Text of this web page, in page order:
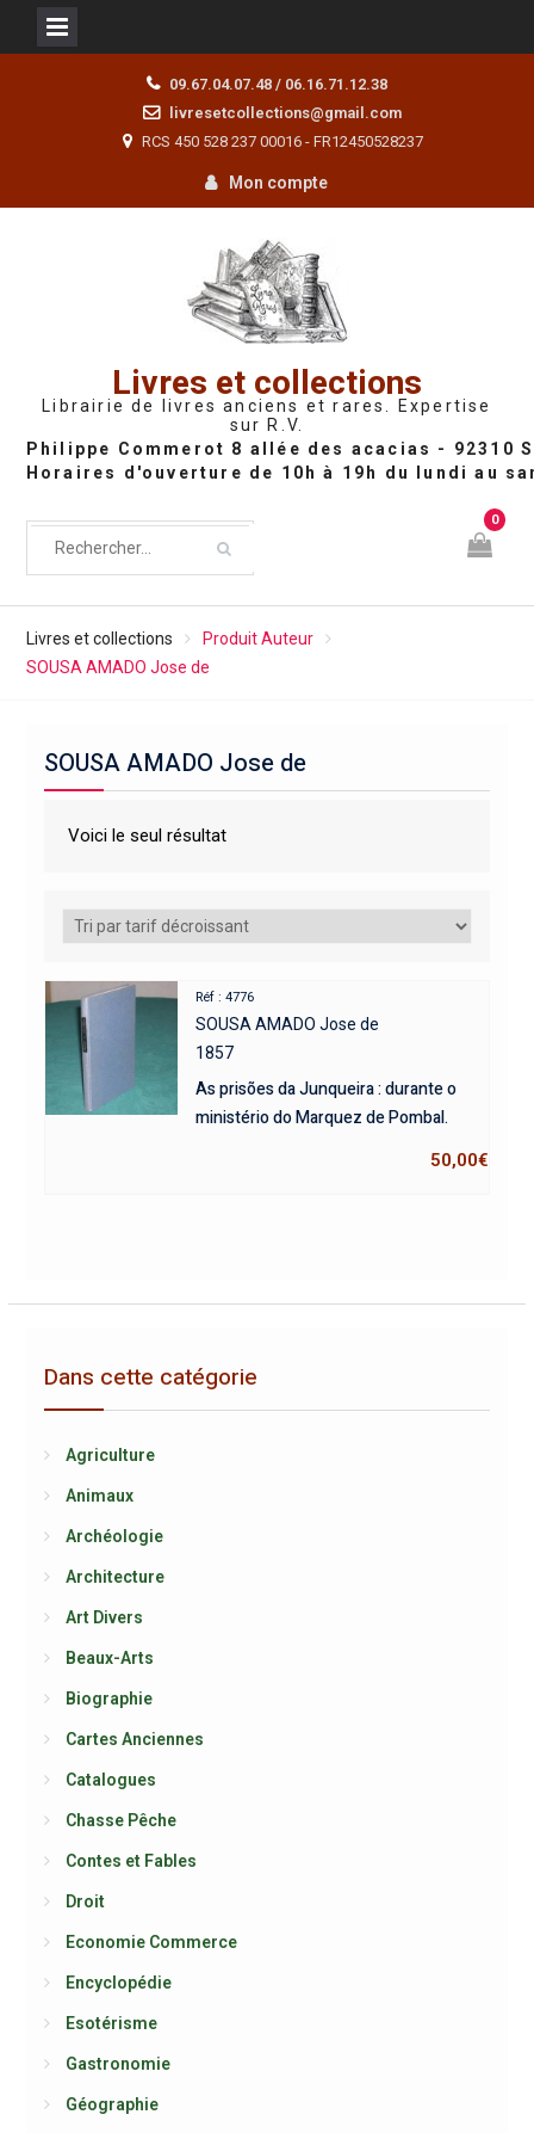
09.67.04.07.48 / 06.16.71.12.38
livresetcollections@gmail.com
RCS 450 528 237 00016 - FR12450528237
Mon compte
Livres et collections
Librairie de livres anciens et rares. Expertise
sur R.V.
0
Livres et collections
Produit Auteur
SOUSA AMADO Jose de
SOUSA AMADO Jose de
Voici le seul résultat
Réf : 4776
SOUSA AMADO Jose de
1857
As prisões da Junqueira : durante o
ministério do Marquez de Pombal.
50,00€
Dans cette catégorie
Agriculture
Animaux
Archéologie
Architecture
Art Divers
Beaux-Arts
Biographie
Cartes Anciennes
Catalogues
Chasse Pêche
Contes et Fables
Droit
Economie Commerce
Encyclopédie
Esotérisme
Gastronomie
Géographie